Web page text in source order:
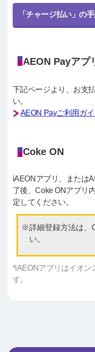
「チャージ払い」の
AEON Payアプ
下記ページより、お支
い。
AEON Payご利用ガ
Coke ON
iAEONアプリ、または
了後、Coke ONアプリ
定してください。
詳細登録方法は、
い。
*iAEONアプリはイオン
す。